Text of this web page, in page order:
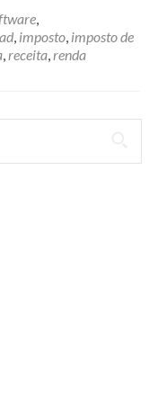
imposto imposto de
receita renda